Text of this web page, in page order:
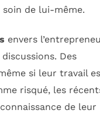
de lui-même.
envers
Des
si leur travail
risqué, les
de leur